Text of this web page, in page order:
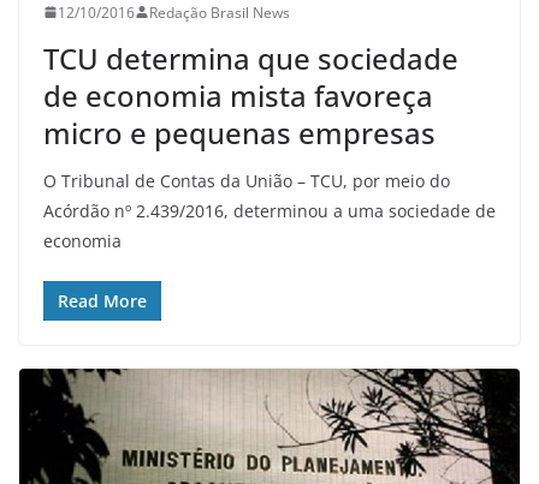
12/10/2016 Redação Brasil News
TCU determina que sociedade
de economia mista favoreça
micro e pequenas empresas
O Tribunal de Contas da União – TCU, por meio do
Acórdão nº 2.439/2016, determinou a uma sociedade de
economia
Read More